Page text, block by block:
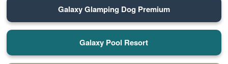
Galaxy Glamping Dog Premium
Galaxy Pool Resort